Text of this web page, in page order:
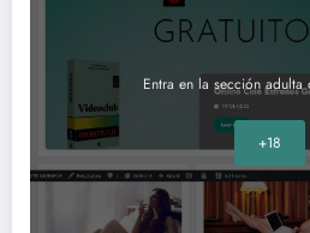
Entra en la sección adulta
+18